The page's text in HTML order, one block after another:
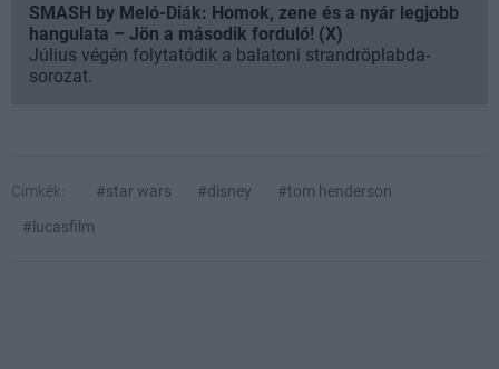
SMASH by Meló-Diák: Homok, zene és a nyár legjobb
hangulata – Jön a második forduló! (X)
Július végén folytatódik a balatoni strandröplabda-
sorozat.
Címkék: #star wars #disney
#tom henderson
#lucasfilm